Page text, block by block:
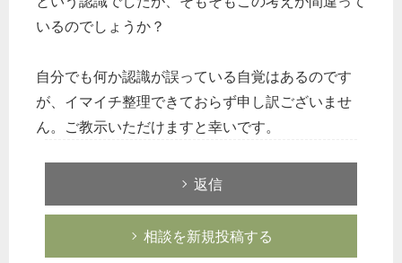
いるのでしょうか？
自分でも何か認識が誤っている自覚はあるのです
が、イマイチ整理できておらず申し訳ございませ
ん。ご教示いただけますと幸いです。
返信
相談を新規投稿する
どのカテゴリーに投稿しますか？
選択してください